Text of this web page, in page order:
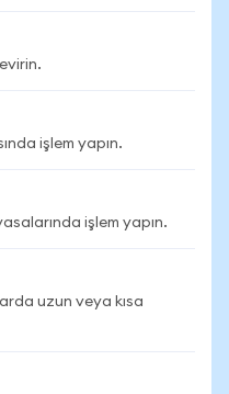
işlem yapın.
işlem yapın.
uzun veya kısa